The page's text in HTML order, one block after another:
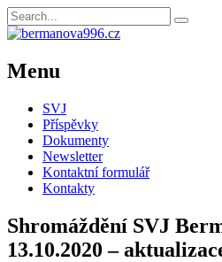
Menu
SVJ
Příspěvky
Dokumenty
Newsletter
Kontaktní formulář
Kontakty
Shromáždění SVJ
13.10.2020 –